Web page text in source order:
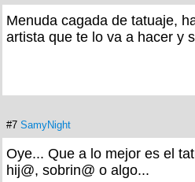
Menuda cagada de tatuaje,
artista que te lo va a hacer y
#7 SamyNight
Oye... Que a lo mejor es el
hij@, sobrin@ o algo...